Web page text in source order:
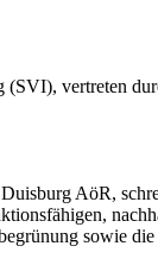
vertreten
AöR,
sowie